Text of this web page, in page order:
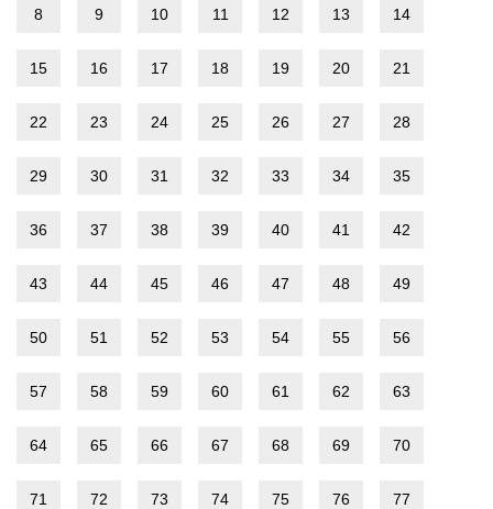
8 9 10 11 12 13 14
15 16 17 18 19 20 21
22 23 24 25 26 27 28
29 30 31 32 33 34 35
36 37 38 39 40 41 42
43 44 45 46 47 48 49
50 51 52 53 54 55 56
57 58 59 60 61 62 63
64 65 66 67 68 69 70
71 72 73 74 75 76 77